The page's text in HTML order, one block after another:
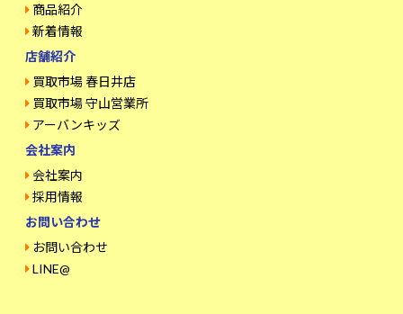
商品紹介
新着情報
店舗紹介
買取市場 春日井店
買取市場 守山営業所
アーバンキッズ
会社案内
会社案内
採用情報
お問い合わせ
お問い合わせ
LINE@